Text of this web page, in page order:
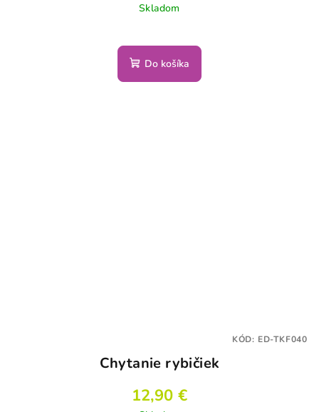
Skladom
Do košíka
Chytanie rybičiek
12,90 €
KÓD: ED-TKF040